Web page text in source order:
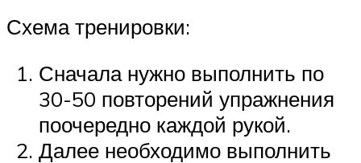
Схема тренировки:
Сначала нужно выполнить по
30-50 повторений упражнения
поочередно каждой рукой.
Далее необходимо выполнить